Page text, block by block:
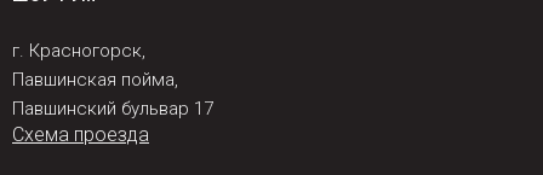
г. Красногорск,
Павшинская пойма,
Павшинский бульвар 17
Схема проезда